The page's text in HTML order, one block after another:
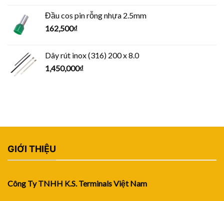
Đầu cos pin rỗng nhựa 2.5mm
162,500₫
Dây rút inox (316) 200 x 8.0
1,450,000₫
GIỚI THIỆU
Công Ty TNHH K.S. Terminals Việt Nam